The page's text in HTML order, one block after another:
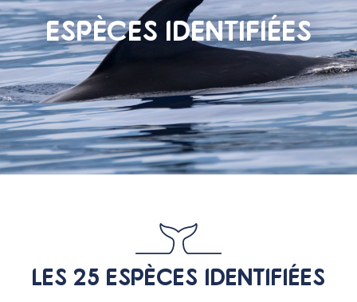
ESPÈCES IDENTIFIÉES
LES 25 ESPÈCES IDENTIFIÉES